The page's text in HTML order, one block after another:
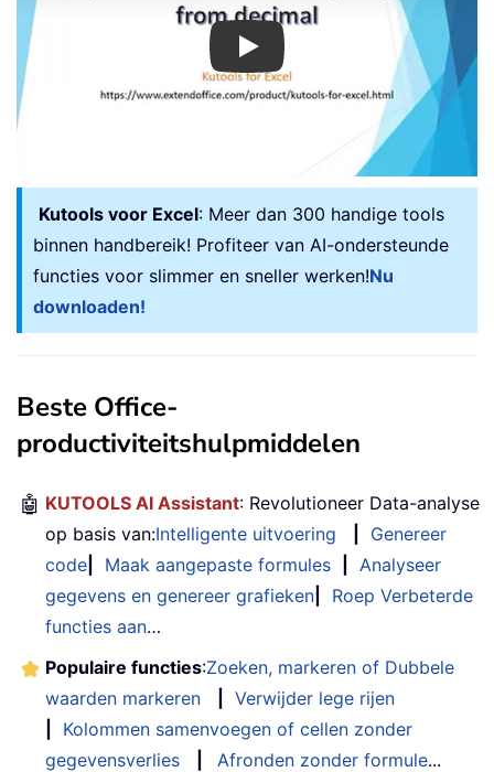
Play
Kutools voor Excel: Meer dan 300 handige tools
binnen handbereik! Profiteer van AI-ondersteunde
functies voor slimmer en sneller werken!Nu
downloaden!
Beste Office-
productiviteitshulpmiddelen
🤖 KUTOOLS AI Assistant: Revolutioneer Data-analyse
op basis van:Intelligente uitvoering
Genereer
code
Maak aangepaste formules
Analyseer
gegevens en genereer grafieken
Roep Verbeterde
functies aan…
Populaire functies:Zoeken, markeren of Dubbele
waarden markeren
Verwijder lege rijen
Kolommen samenvoegen of cellen zonder
gegevensverlies
Afronden zonder formule...